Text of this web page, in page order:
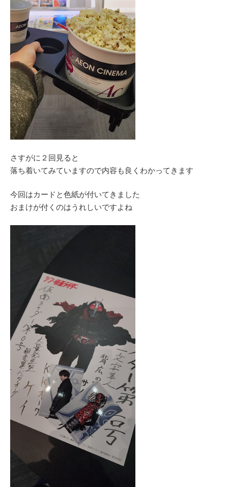
さすがに２回見ると
落ち着いてみていますので内容も良くわかってきます
今回はカードと色紙が付いてきました
おまけが付くのはうれしいですよね